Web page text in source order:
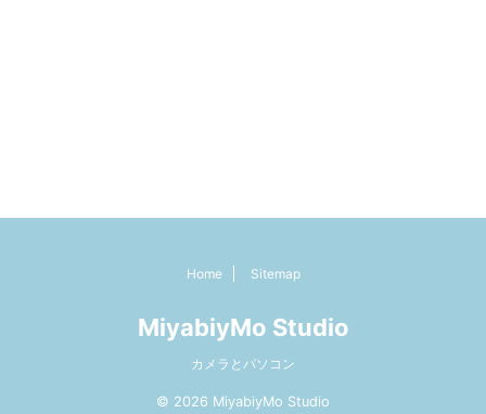
Home Sitemap
MiyabiyMo Studio
カメラとパソコン
© 2026 MiyabiyMo Studio